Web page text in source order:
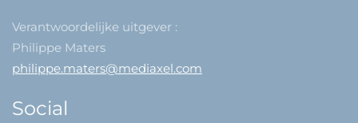
Verantwoordelijke uitgever :
Philippe Maters
philippe.maters@mediaxel.com
Social